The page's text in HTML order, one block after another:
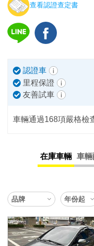
查看認證查定書
認證車
里程保證
友善試車
車輛通過168項嚴格檢
在庫車輛 車